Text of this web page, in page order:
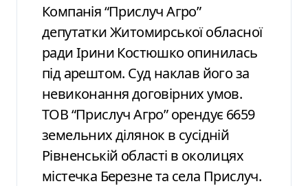
Компанія “Прислуч Агро”
депутатки Житомирської обласної
ради Ірини Костюшко опинилась
під арештом. Суд наклав його за
невиконання договірних умов.
ТОВ “Прислуч Агро” орендує 6659
земельних ділянок в сусідній
Рівненській області в околицях
містечка Березне та села Прислуч.